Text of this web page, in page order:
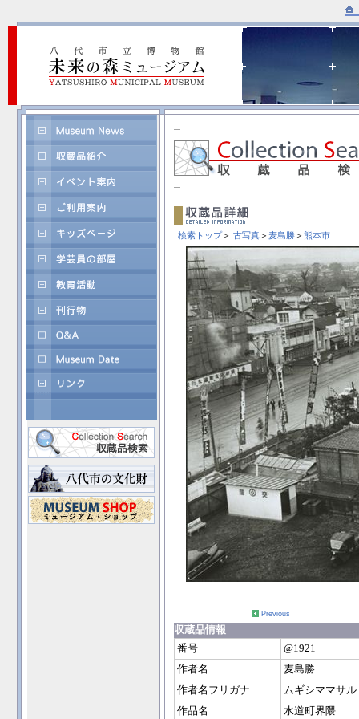
検索トップ＞ 古写真＞ 麦島勝＞ 熊本市
Previous
収蔵品情報
番号
@1921
作者名
麦島勝
作者名フリガナ
ムギシママサル
作品名
水道町界隈